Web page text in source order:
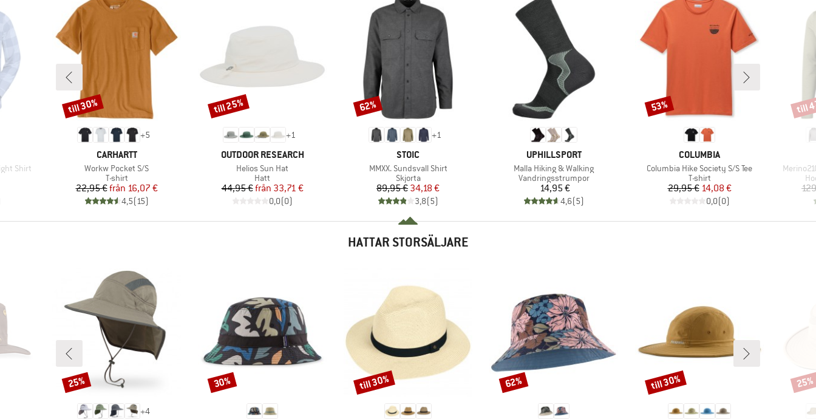
Shirt
+5
VARUMÄRKE
CARHARTT
Produkter
Workw Pocket S/S
Produktgrupp
T-shirt
Pris
22,95 € Reducerat pris
från 16,07 €
4,5(15)
Rabatt
till 30%
+1
VARUMÄRKE
OUTDOOR RESEARCH
Produkter
Helios Sun Hat
Produktgrupp
Hatt
Pris
44,95 € Reducerat pris
från 33,71 €
0,0(0)
Rabatt
till 25%
+1
VARUMÄRKE
STOIC
Produkter
MMXX. Sundsvall Shirt
Produktgrupp
Skjorta
Pris
89,95 €Reducerat pris
34,18 €
3,8(5)
Rabatt
62%
VARUMÄRKE
UPHILLSPORT
Produkter
Malla Hiking & Walking
Produktgrupp
Vandringsstrumpor
Pris
14,95 €
4,6(5)
VARUMÄRKE
COLUMBIA
Produkter
Columbia Hike Society S/S Tee
Produktgrupp
T-shirt
Pris
29,95 €Reducerat pris
14,08 €
0,0(0)
Rabatt
53% till
HATTAR STORSÄLJARE
+4
Rabatt
25% Rabatt
30% Rabatt
till 30% Rabatt
62% Rabatt
till 30% 25%